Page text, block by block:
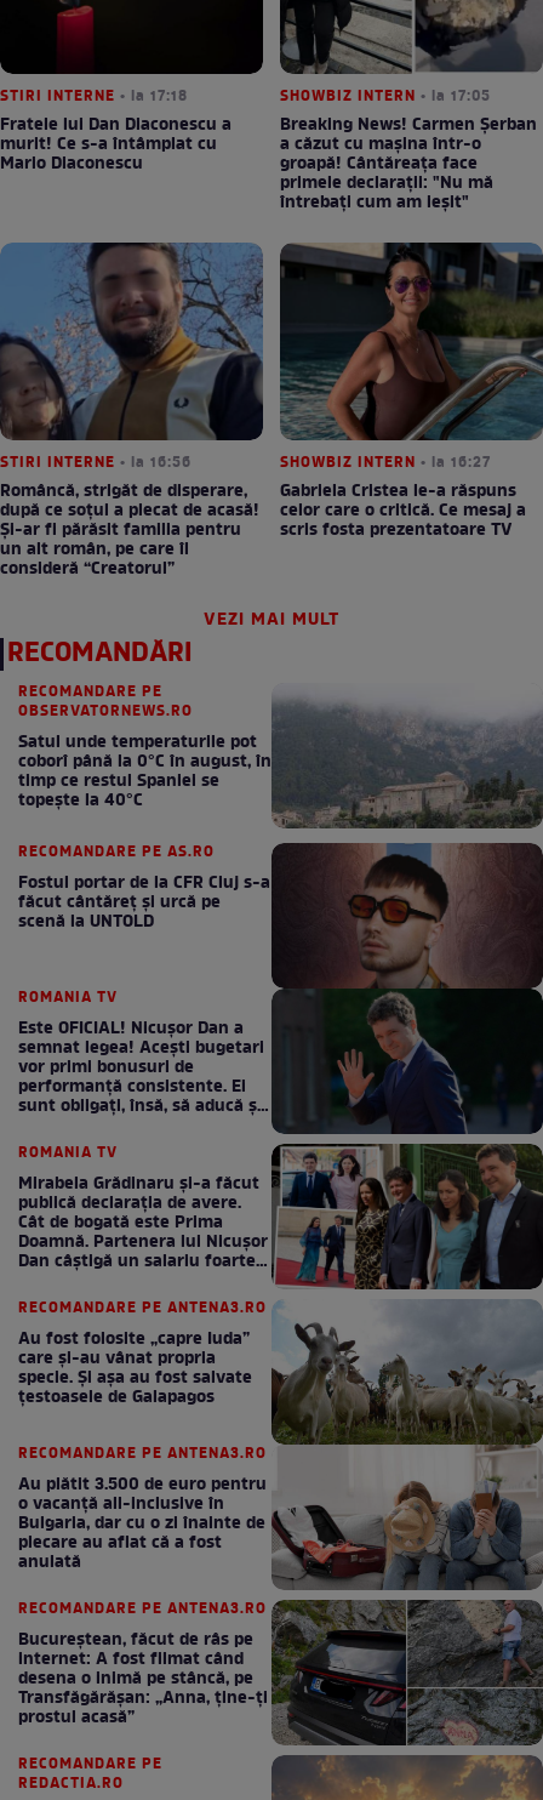
STIRI INTERNE • la 17:18
Fratele lui Dan Diaconescu a
murit! Ce s-a întâmplat cu
Mario Diaconescu
SHOWBIZ INTERN • la 17:05
Breaking News! Carmen Șerban
a căzut cu mașina într-o
groapă! Cântăreața face
primele declarații: "Nu mă
întrebați cum am ieșit"
STIRI INTERNE • la 16:56
Româncă, strigăt de disperare,
după ce soțul a plecat de acasă!
Și-ar fi părăsit familia pentru
un alt român, pe care îl
consideră “Creatorul”
SHOWBIZ INTERN • la 16:27
Gabriela Cristea le-a răspuns
celor care o critică. Ce mesaj a
scris fosta prezentatoare TV
VEZI MAI MULT
RECOMANDĂRI
RECOMANDARE PE
OBSERVATORNEWS.RO
Satul unde temperaturile pot
coborî până la 0°C în august, în
timp ce restul Spaniei se
topește la 40°C
RECOMANDARE PE AS.RO
Fostul portar de la CFR Cluj s-a
făcut cântăreţ şi urcă pe
scenă la UNTOLD
ROMANIA TV
Este OFICIAL! Nicușor Dan a
semnat legea! Acești bugetari
vor primi bonusuri de
performanță consistente. Ei
sunt obligați, însă, să aducă și
ROMANIA TV
Mirabela Grădinaru și-a făcut
publică declarația de avere.
Cât de bogată este Prima
Doamnă. Partenera lui Nicușor
Dan câștigă un salariu foarte
RECOMANDARE PE ANTENA3.RO
Au fost folosite „capre Iuda”
care și-au vânat propria
specie. Și așa au fost salvate
țestoasele de Galapagos
RECOMANDARE PE ANTENA3.RO
Au plătit 3.500 de euro pentru
o vacanță all-inclusive în
Bulgaria, dar cu o zi înainte de
plecare au aflat că a fost
anulată
RECOMANDARE PE ANTENA3.RO
Bucureștean, făcut de râs pe
internet: A fost filmat când
desena o inimă pe stâncă, pe
Transfăgărășan: „Anna, ține-ți
prostul acasă”
RECOMANDARE PE
REDACTIA.RO